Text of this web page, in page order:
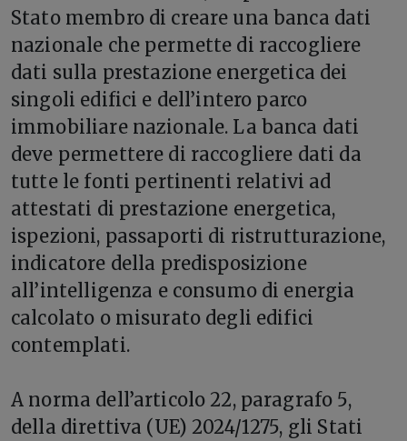
Stato membro di creare una banca dati
nazionale che permette di raccogliere
dati sulla prestazione energetica dei
singoli edifici e dell’intero parco
immobiliare nazionale. La banca dati
deve permettere di raccogliere dati da
tutte le fonti pertinenti relativi ad
attestati di prestazione energetica,
ispezioni, passaporti di ristrutturazione,
indicatore della predisposizione
all’intelligenza e consumo di energia
calcolato o misurato degli edifici
contemplati.
A norma dell’articolo 22, paragrafo 5,
della direttiva (UE) 2024/1275, gli Stati